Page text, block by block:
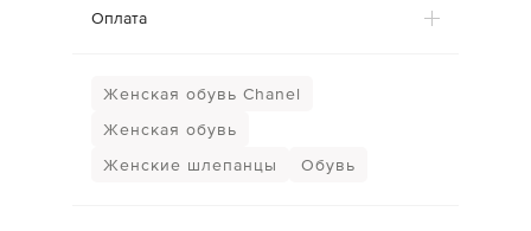
Оплата
Женская обувь Chanel
Женская обувь
Женские шлепанцы
Обувь